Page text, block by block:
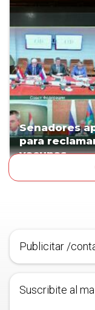
Senadores
para
vacunas
Publicitar /
Suscribite al